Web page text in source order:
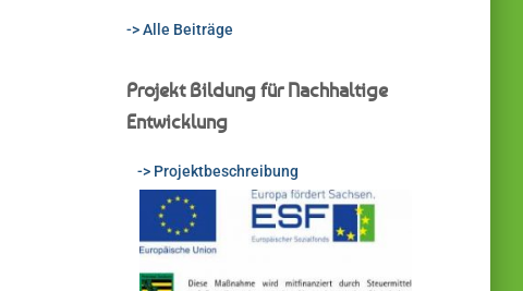
-> Alle Beiträge
Projekt Bildung für Nachhaltige
Entwicklung
-> Projektbeschreibung